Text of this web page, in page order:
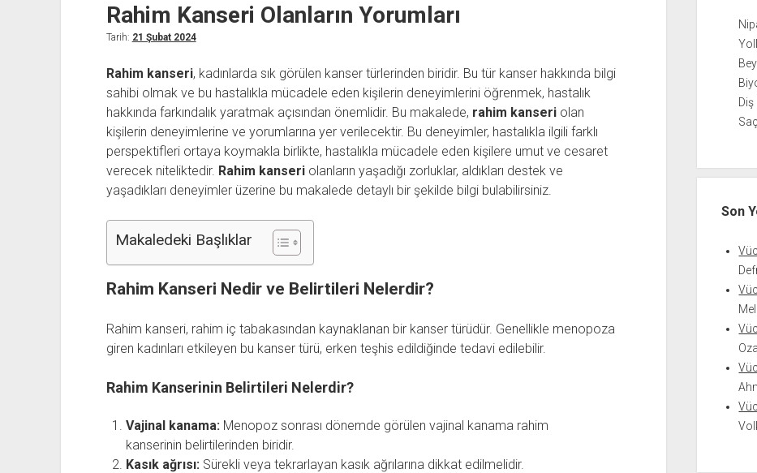
Rahim Kanseri Olanların Yorumları
Tarih: 21 Şubat 2024
Rahim kanseri, kadınlarda sık görülen kanser türlerinden biridir. Bu tür kanser hakkında bilgi
sahibi olmak ve bu hastalıkla mücadele eden kişilerin deneyimlerini öğrenmek, hastalık
hakkında farkındalık yaratmak açısından önemlidir. Bu makalede, rahim kanseriolan
kişilerin deneyimlerine ve yorumlarına yer verilecektir. Bu deneyimler, hastalıkla ilgili farklı
perspektifleri ortaya koymakla birlikte, hastalıkla mücadele eden kişilere umut ve cesaret
verecek niteliktedir. Rahim kanseriolanların yaşadığı zorluklar, aldıkları destek ve
yaşadıkları deneyimler üzerine bu makalede detaylı bir şekilde bilgi bulabilirsiniz.
Makaledeki Başlıklar
Rahim Kanseri Nedir ve Belirtileri Nelerdir?
Rahim kanseri, rahim iç tabakasından kaynaklanan bir kanser türüdür. Genellikle menopoza
giren kadınları etkileyen bu kanser türü, erken teşhis edildiğinde tedavi edilebilir.
Rahim Kanserinin Belirtileri Nelerdir?
Vajinal kanama: Menopoz sonrası dönemde görülen vajinal kanama rahim
kanserinin belirtilerinden biridir.
Kasık ağrısı: Sürekli veya tekrarlayan kasık ağrılarına dikkat edilmelidir.
Diş
Son